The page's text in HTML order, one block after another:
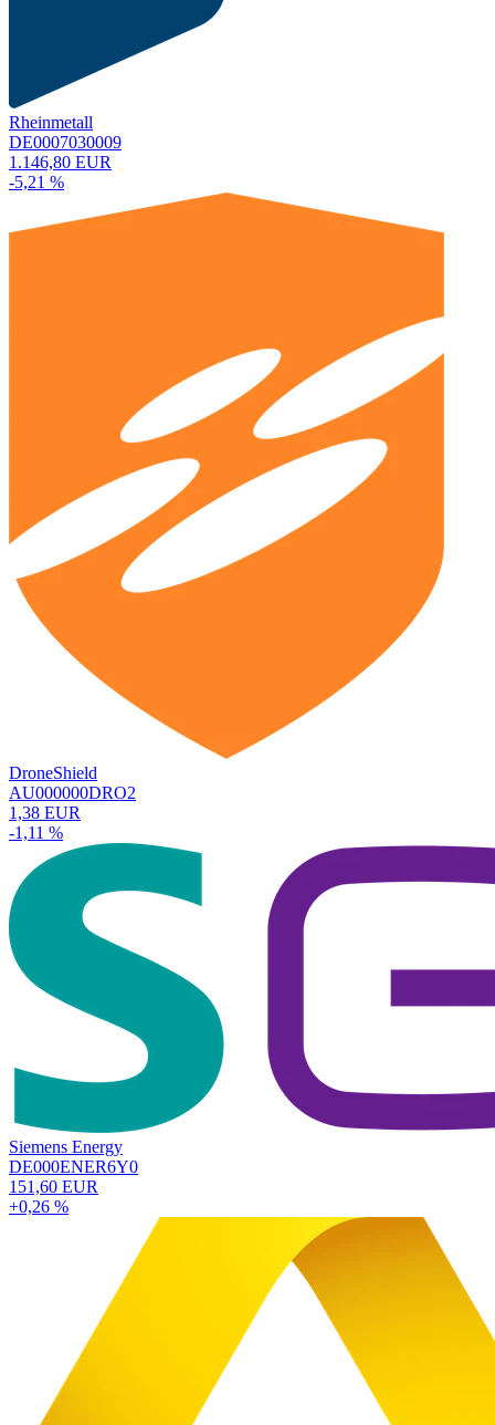
Rheinmetall
DE0007030009
1.146,80 EUR
-5,21 %
DroneShield
AU000000DRO2
1,38 EUR
-1,11 %
Siemens Energy
DE000ENER6Y0
151,60 EUR
+0,26 %